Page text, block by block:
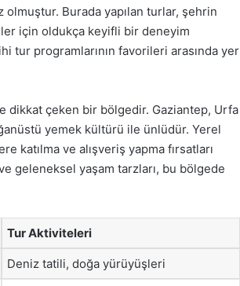
Burada yapılan turlar, şehrin
için oldukça keyifli bir deneyim
tur programlarının favorileri arasında yer
dikkat çeken bir bölgedir. Gaziantep, Urfa
yemek kültürü ile ünlüdür. Yerel
katılma ve alışveriş yapma fırsatları
geleneksel yaşam tarzları, bu bölgede
Tur Aktiviteleri
Deniz tatili, doğa yürüyüşleri